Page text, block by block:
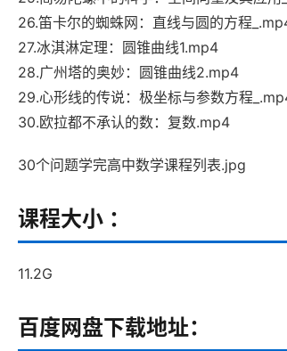
26.笛卡尔的蜘蛛网：直线与圆的方程
27.冰淇淋定理：圆锥曲线1.mp4
28.广州塔的奥妙：圆锥曲线2.mp4
29.心形线的传说：极坐标与参数方程
30.欧拉都不承认的数：复数.mp4
30个问题学完高中数学课程列表.jpg
课程大小 ：
11.2G
百度网盘下载地址：